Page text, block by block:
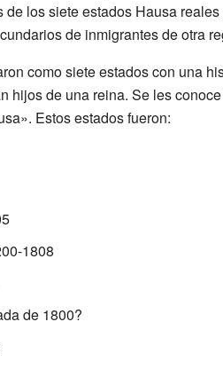
los siete estados Hausa
de inmigrantes de otra
como siete estados con una
hijos de una reina. Se les
Estos estados fueron:
1808
de 1800?